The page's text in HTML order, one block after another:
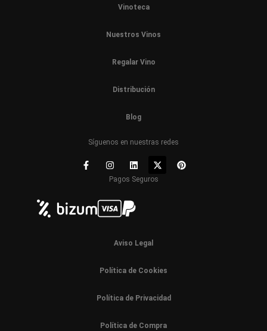
Vinoteca
Nuestros Vinos
Regalar Vino
Distribución
Blog
Síguenos en nuestras redes
Pagos Seguros
Aviso Legal
Política de Cookies
Política de Privacidad
Política de Compra